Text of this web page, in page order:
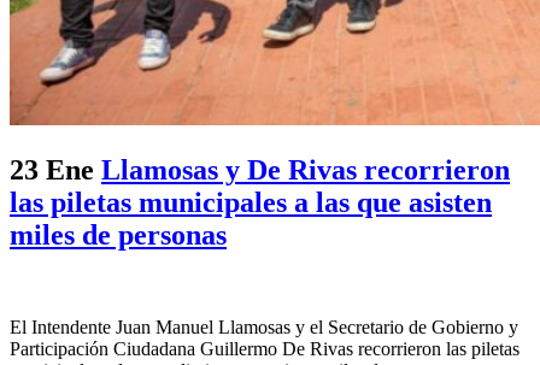
23 Ene Llamosas y De Rivas recorrieron
las piletas municipales a las que asisten
miles de personas
El Intendente Juan Manuel Llamosas y el Secretario de Gobierno y
Participación Ciudadana Guillermo De Rivas recorrieron las piletas